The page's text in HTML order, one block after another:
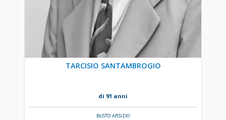
TARCISIO SANTAMBROGIO
di 91 anni
BUSTO ARSIZIO